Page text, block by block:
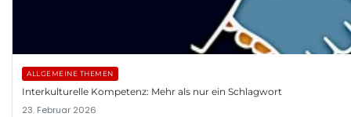
ALLGEMEINE THEMEN
Interkulturelle Kompetenz: Mehr als nur ein Schlagwort
23. Februar 2026